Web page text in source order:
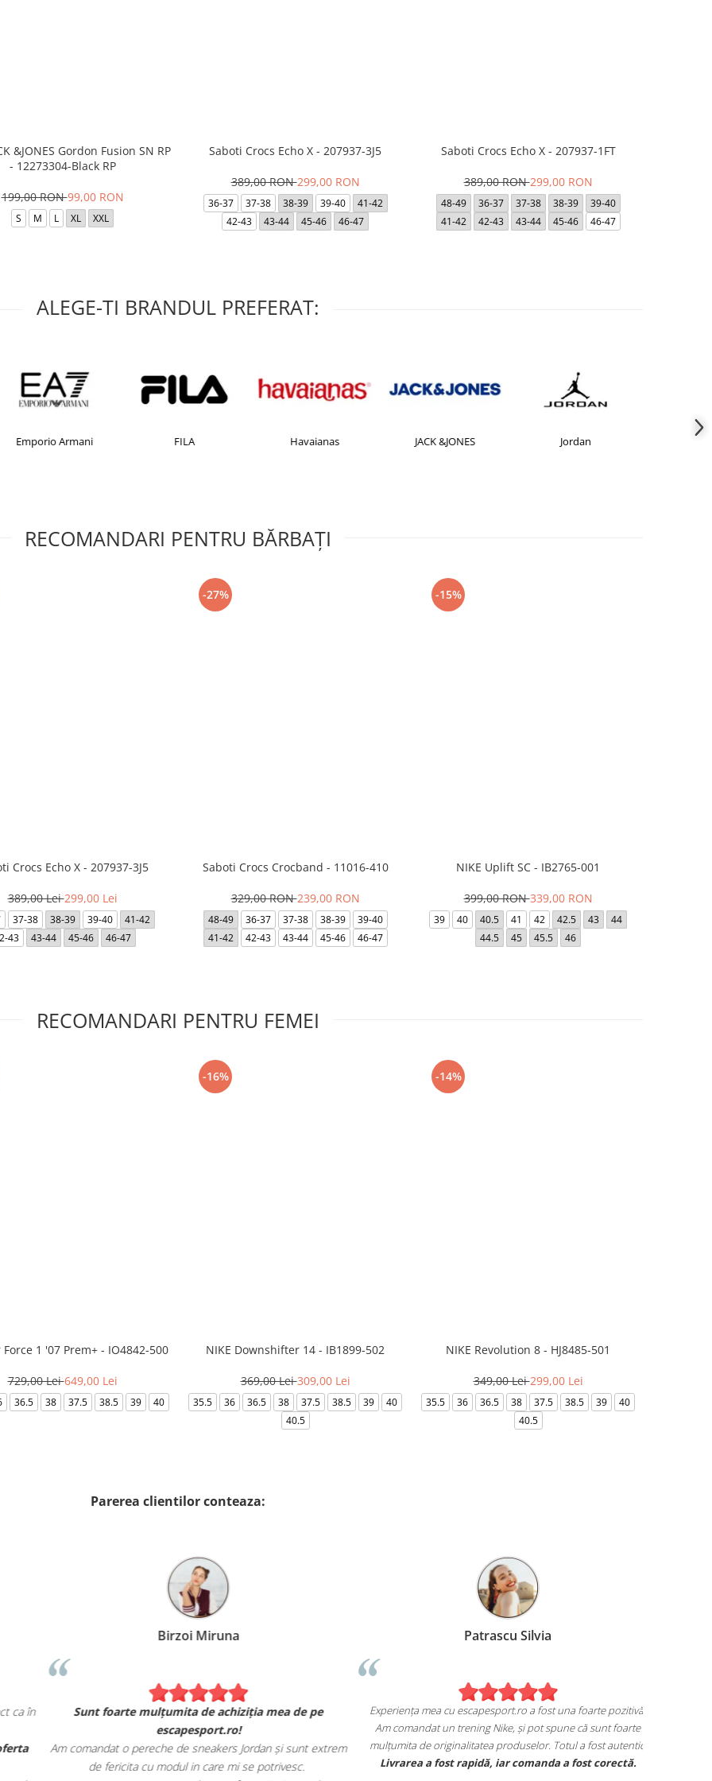
&JONES Gordon Fusion SN RP
- 12273304-Black RP
199,00 RON99,00 RON
S M L XL XXL
Saboti Crocs Echo X - 207937-3J5
389,00 RON299,00 RON
36-37 37-38 38-39 39-40
41-42
42-43
43-44 45-46 46-47
Saboti Crocs Echo X - 207937-1FT
389,00 RON299,00 RON
48-49 36-37 37-38 38-39
39-40
41-42
42-43 43-44 45-46 46-47
ALEGE-TI BRANDUL PREFERAT:
Emporio Armani FILA Havaianas JACK &JONES Jordan
RECOMANDARI PENTRU BĂRBAŢI
Crocs Echo X - 207937-3J5
389,00 Lei299,00 Lei
37-38 38-39 39-40
41-42
43
43-44 45-46 46-47
-27%
Saboti Crocs Crocband - 11016-410
329,00 RON239,00 RON
48-49 36-37 37-38 38-39
39-40
41-42
42-43 43-44 45-46 46-47
-15%
NIKE Uplift SC - IB2765-001
399,00 RON339,00 RON
39 40 40.5 41 42 42.5 43
44
44.5
45 45.5 46
RECOMANDARI PENTRU FEMEI
Force 1 '07 Prem+ - IO4842-500
729,00 Lei649,00 Lei
36.5 38 37.5 38.5 39 40
-16%
NIKE Downshifter 14 - IB1899-502
369,00 Lei309,00 Lei
35.5 36 36.5 38 37.5 38.5 39
40
40.5
-14%
NIKE Revolution 8 - HJ8485-501
349,00 Lei299,00 Lei
35.5 36 36.5 38 37.5 38.5 39
40
40.5
Parerea clientilor conteaza:
în
Birzoi Miruna
Sunt foarte mulțumita de achiziția mea de pe
escapesport.ro!
Am comandat o pereche de sneakers Jordan și sunt extrem
de fericita cu modul in care mi se potrivesc.
Patrascu Silvia
Experiența mea cu escapesport.ro a fost una foarte pozitivă!
Am comandat un trening Nike, și pot spune că sunt foarte
mulțumita de originalitatea produselor. Totul a fost autentic.
Livrarea a fost rapidă, iar comanda a fost corectă.